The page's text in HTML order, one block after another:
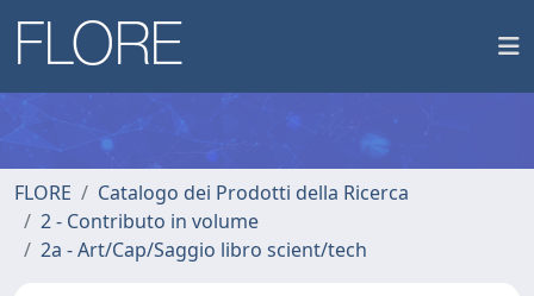
FLORE
Catalogo dei Prodotti della Ricerca
2 - Contributo in volume
2a - Art/Cap/Saggio libro scient/tech